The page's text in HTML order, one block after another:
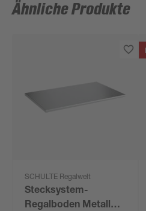
Ähnliche Produkte
SCHULTE Regalwelt
Stecksystem-
Regalboden Metall